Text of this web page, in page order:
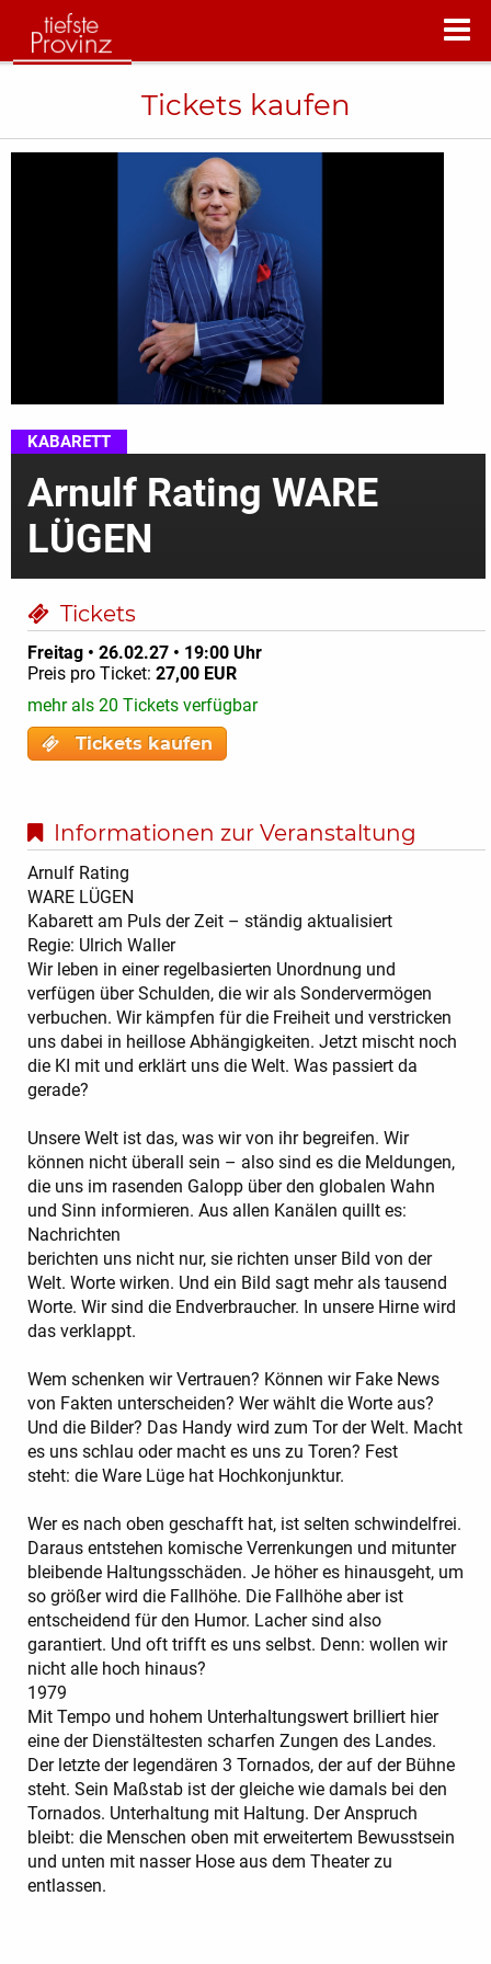
Tickets kaufen
KABARETT
Arnulf Rating WARE
LÜGEN
Tickets
Freitag • 26.02.27 • 19:00 Uhr
Preis pro Ticket: 27,00 EUR
mehr als 20 Tickets verfügbar
Tickets kaufen
Informationen zur Veranstaltung
Arnulf Rating
WARE LÜGEN
Kabarett am Puls der Zeit – ständig aktualisiert
Regie: Ulrich Waller
Wir leben in einer regelbasierten Unordnung und
verfügen über Schulden, die wir als Sondervermögen
verbuchen. Wir kämpfen für die Freiheit und verstricken
uns dabei in heillose Abhängigkeiten. Jetzt mischt noch
die KI mit und erklärt uns die Welt. Was passiert da
gerade?
Unsere Welt ist das, was wir von ihr begreifen. Wir
können nicht überall sein – also sind es die Meldungen,
die uns im rasenden Galopp über den globalen Wahn
und Sinn informieren. Aus allen Kanälen quillt es:
Nachrichten
berichten uns nicht nur, sie richten unser Bild von der
Welt. Worte wirken. Und ein Bild sagt mehr als tausend
Worte. Wir sind die Endverbraucher. In unsere Hirne wird
das verklappt.
Wem schenken wir Vertrauen? Können wir Fake News
von Fakten unterscheiden? Wer wählt die Worte aus?
Und die Bilder? Das Handy wird zum Tor der Welt. Macht
es uns schlau oder macht es uns zu Toren? Fest
steht: die Ware Lüge hat Hochkonjunktur.
Wer es nach oben geschafft hat, ist selten schwindelfrei.
Daraus entstehen komische Verrenkungen und mitunter
bleibende Haltungsschäden. Je höher es hinausgeht, um
so größer wird die Fallhöhe. Die Fallhöhe aber ist
entscheidend für den Humor. Lacher sind also
garantiert. Und oft trifft es uns selbst. Denn: wollen wir
nicht alle hoch hinaus?
1979
Mit Tempo und hohem Unterhaltungswert brilliert hier
eine der Dienstältesten scharfen Zungen des Landes.
Der letzte der legendären 3 Tornados, der auf der Bühne
steht. Sein Maßstab ist der gleiche wie damals bei den
Tornados. Unterhaltung mit Haltung. Der Anspruch
bleibt: die Menschen oben mit erweitertem Bewusstsein
und unten mit nasser Hose aus dem Theater zu
entlassen.